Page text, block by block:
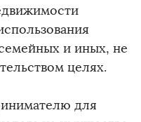
и иных, не
целях.
для